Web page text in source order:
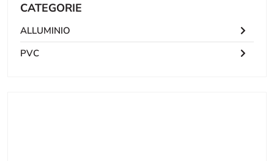
CATEGORIE
ALLUMINIO
PVC